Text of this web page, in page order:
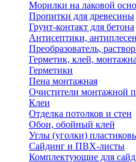
Морилки на лаковой
Пропитки для древесины
Грунт-контакт для бетона
Антисептики,
Преобразователь,
Герметик, клей,
Герметики
Пена монтажная
Очистители монтажной
Клеи
Отделка потолков и стен
Обои, обойный клей
Углы (уголки)
Сайдинг и ПВХ-листы
Комплектующие для